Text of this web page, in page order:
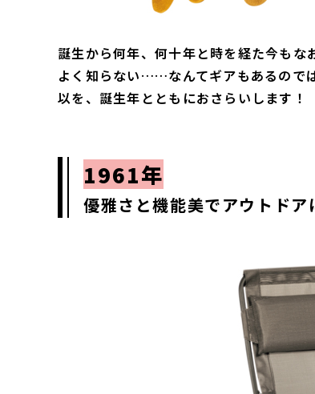
誕生から何年、何十年と時を経た今も
よく知らない……なんてギアもあるので
以を、誕生年とともにおさらいします！
1961年
優雅さと機能美でアウトド